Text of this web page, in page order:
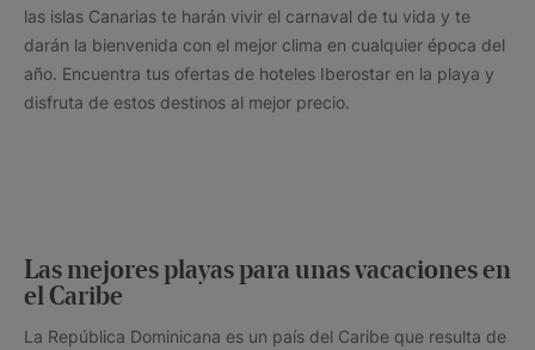
las islas Canarias te harán vivir el carnaval de tu vida y te
darán la bienvenida con el mejor clima en cualquier época del
año. Encuentra tus ofertas de hoteles Iberostar en la playa y
disfruta de estos destinos al mejor precio.
Las mejores playas para unas vacaciones en
el Caribe
La República Dominicana es un país del Caribe que resulta de